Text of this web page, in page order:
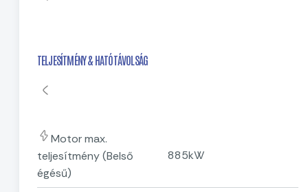
TELJESÍTMÉNY & HATÓTÁVOLSÁG
Motor max.
teljesítmény (Belső
égésű)
885kW